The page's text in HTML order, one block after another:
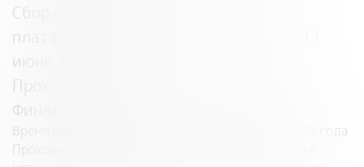
Сбор мотивационных писем (эссе) на
платформе «Содружество»:
июня 2026 года
Проходит в дистанционном формате
Финальный этап
Время проведения:
27 сентября – 2 октября 2026 года
Проходит в гибридном формате (очно и онлайн в